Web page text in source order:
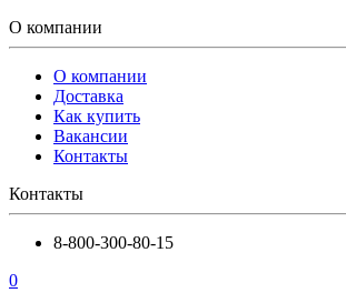
О компании
О компании
Доставка
Как купить
Вакансии
Контакты
Контакты
8-800-300-80-15
0